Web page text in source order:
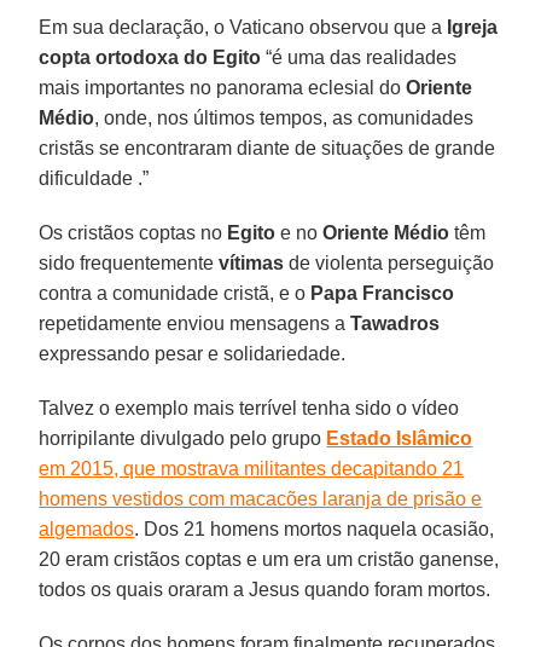
Em sua declaração, o Vaticano observou que a Igreja
copta ortodoxa do Egito “é uma das realidades
mais importantes no panorama eclesial do Oriente
Médio, onde, nos últimos tempos, as comunidades
cristãs se encontraram diante de situações de grande
dificuldade .”
Os cristãos coptas no Egito e noOriente Médio têm
sido frequentementevítimas de violenta perseguição
contra a comunidade cristã, e o Papa Francisco
repetidamente enviou mensagens aTawadros
expressando pesar e solidariedade.
Talvez o exemplo mais terrível tenha sido o vídeo
horripilante divulgado pelo grupo Estado Islâmico
em 2015, que mostrava militantes decapitando 21
homens vestidos com macacões laranja de prisão e
algemados. Dos 21 homens mortos naquela ocasião,
20 eram cristãos coptas e um era um cristão ganense,
todos os quais oraram a Jesus quando foram mortos.